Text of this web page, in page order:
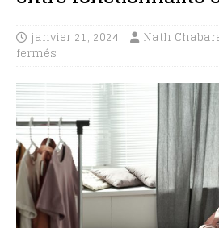
janvier 21, 2024 Nath
fermés